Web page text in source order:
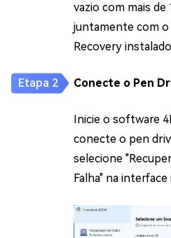
vazio com mais de
juntamente com
Recovery
Conecte o Pen
Inicie o software
conecte o pen
selecione
Falha" na interface